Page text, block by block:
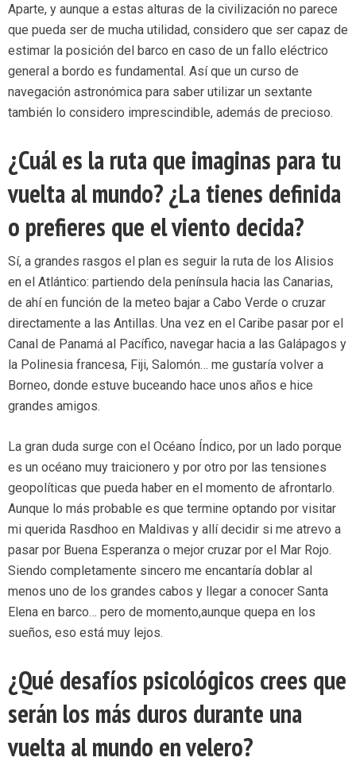
Aparte, y aunque a estas alturas de la civilización no parece
que pueda ser de mucha utilidad, considero que ser capaz de
estimar la posición del barco en caso de un fallo eléctrico
general a bordo es fundamental. Así que un curso de
navegación astronómica para saber utilizar un sextante
también lo considero imprescindible, además de precioso.
¿Cuál es la ruta que imaginas para tu
vuelta al mundo? ¿La tienes definida
o prefieres que el viento decida?
Sí, a grandes rasgos el plan es seguir la ruta de los Alisios
en el Atlántico: partiendo dela península hacia las Canarias,
de ahí en función de la meteo bajar a Cabo Verde o cruzar
directamente a las Antillas. Una vez en el Caribe pasar por el
Canal de Panamá al Pacífico, navegar hacia a las Galápagos y
la Polinesia francesa, Fiji, Salomón… me gustaría volver a
Borneo, donde estuve buceando hace unos años e hice
grandes amigos.
La gran duda surge con el Océano Índico, por un lado porque
es un océano muy traicionero y por otro por las tensiones
geopolíticas que pueda haber en el momento de afrontarlo.
Aunque lo más probable es que termine optando por visitar
mi querida Rasdhoo en Maldivas y allí decidir si me atrevo a
pasar por Buena Esperanza o mejor cruzar por el Mar Rojo.
Siendo completamente sincero me encantaría doblar al
menos uno de los grandes cabos y llegar a conocer Santa
Elena en barco… pero de momento,aunque quepa en los
sueños, eso está muy lejos.
¿Qué desafíos psicológicos crees que
serán los más duros durante una
vuelta al mundo en velero?